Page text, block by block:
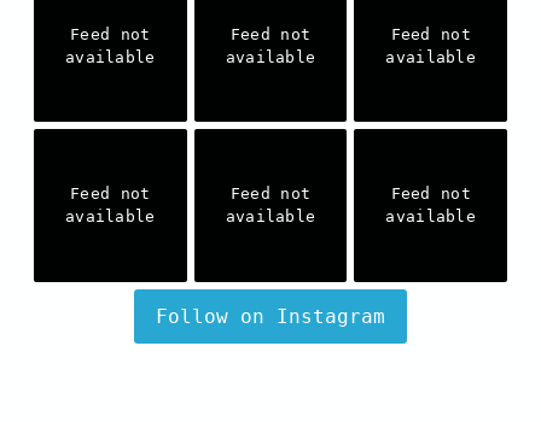
Feed not
available
Feed not
available
Feed not
available
Feed not
available
Feed not
available
Feed not
available
Follow on Instagram